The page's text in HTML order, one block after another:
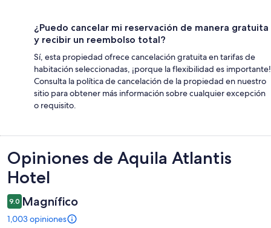
¿Puedo cancelar mi reservación de manera gratuita
y recibir un reembolso total?
Sí, esta propiedad ofrece cancelación gratuita en tarifas de
habitación seleccionadas, ¡porque la flexibilidad es importante!
Consulta la política de cancelación de la propiedad en nuestro
sitio para obtener más información sobre cualquier excepción
o requisito.
Opiniones
Opiniones de Aquila Atlantis
Hotel
9.0 Magnífico
1,003 opiniones